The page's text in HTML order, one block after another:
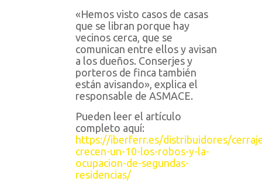
«Hemos visto casos de casas
que se libran porque hay
vecinos cerca, que se
comunican entre ellos y avisan
a los dueños. Conserjes y
porteros de finca también
están avisando», explica el
responsable de ASMACE.
Pueden leer el artículo
completo aquí:
https://iberferr.es/distribuidores/
crecen-un-10-los-robos-y-la-
ocupacion-de-segundas-
residencias/